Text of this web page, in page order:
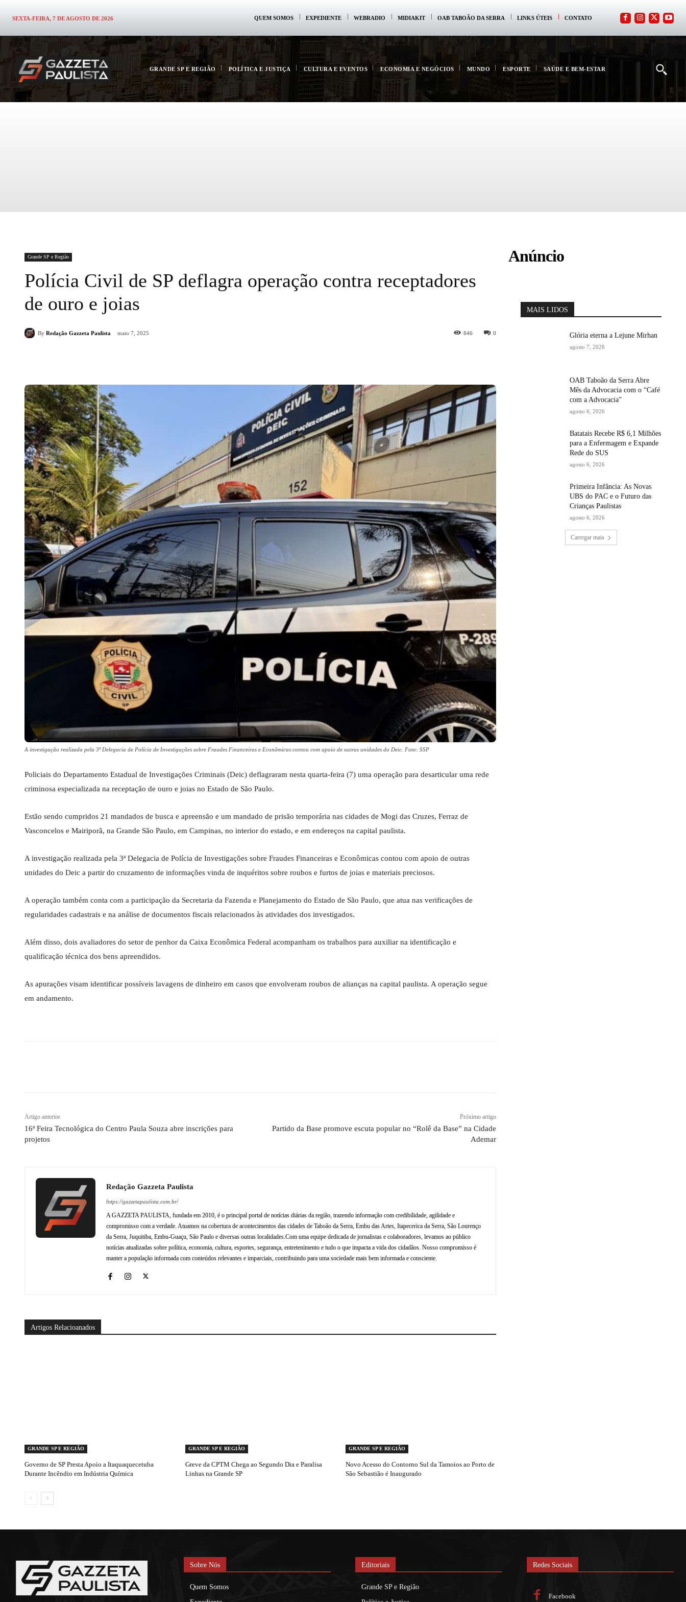
SEXTA-FEIRA, 7 DE AGOSTO DE 2026 QUEM SOMOS EXPEDIENTE WEBRADIO MIDIAKIT OAB TABOÃO DA SERRA LINKS ÚTEIS CONTATO
GRANDE SP E REGIÃO POLÍTICA E JUSTIÇA CULTURA E EVENTOS ECONOMIA E NEGÓCIOS MUNDO ESPORTE SAÚDE E BEM-ESTAR
Grande SP e Região
Polícia Civil de SP deflagra operação contra receptadores
de ouro e joias
By Redação Gazzeta Paulista maio 7, 2025 0
846
A investigação realizada pela 3ª Delegacia de Polícia de Investigações sobre Fraudes Financeiras e Econômicas contou com apoio de outras unidades do Deic. Foto: SSP
Policiais do Departamento Estadual de Investigações Criminais (Deic) deflagraram nesta quarta-feira (7) uma operação para desarticular uma rede
criminosa especializada na receptação de ouro e joias no Estado de São Paulo.
Estão sendo cumpridos 21 mandados de busca e apreensão e um mandado de prisão temporária nas cidades de Mogi das Cruzes, Ferraz de
Vasconcelos e Mairiporã, na Grande São Paulo, em Campinas, no interior do estado, e em endereços na capital paulista.
A investigação realizada pela 3ª Delegacia de Polícia de Investigações sobre Fraudes Financeiras e Econômicas contou com apoio de outras
unidades do Deic a partir do cruzamento de informações vinda de inquéritos sobre roubos e furtos de joias e materiais preciosos.
A operação também conta com a participação da Secretaria da Fazenda e Planejamento do Estado de São Paulo, que atua nas verificações de
regularidades cadastrais e na análise de documentos fiscais relacionados às atividades dos investigados.
Além disso, dois avaliadores do setor de penhor da Caixa Econômica Federal acompanham os trabalhos para auxiliar na identificação e
qualificação técnica dos bens apreendidos.
As apurações visam identificar possíveis lavagens de dinheiro em casos que envolveram roubos de alianças na capital paulista. A operação segue
em andamento.
Artigo anterior
16ª Feira Tecnológica do Centro Paula Souza abre inscrições para
projetos
Próximo artigo
Partido da Base promove escuta popular no “Rolê da Base” na Cidade
Ademar
Redação Gazzeta Paulista
https://gazzetapaulista.com.br/
A GAZZETA PAULISTA, fundada em 2010, é o principal portal de notícias diárias da região, trazendo informação com credibilidade, agilidade e
compromisso com a verdade. Atuamos na cobertura de acontecimentos das cidades de Taboão da Serra, Embu das Artes, Itapecerica da Serra, São Lourenço
da Serra, Juquitiba, Embu-Guaçu, São Paulo e diversas outras localidades.Com uma equipe dedicada de jornalistas e colaboradores, levamos ao público
notícias atualizadas sobre política, economia, cultura, esportes, segurança, entretenimento e tudo o que impacta a vida dos cidadãos. Nosso compromisso é
manter a população informada com conteúdos relevantes e imparciais, contribuindo para uma sociedade mais bem informada e consciente.
Artigos Relacioanados
GRANDE SP E REGIÃO
Governo de SP Presta Apoio a Itaquaquecetuba
Durante Incêndio em Indústria Química
GRANDE SP E REGIÃO
Greve da CPTM Chega ao Segundo Dia e Paralisa
Linhas na Grande SP
GRANDE SP E REGIÃO
Novo Acesso do Contorno Sul da Tamoios ao Porto de
São Sebastião é Inaugurado
Anúncio
MAIS LIDOS
Glória eterna a Lejune Mirhan
agosto 7, 2026
OAB Taboão da Serra Abre
Mês da Advocacia com o “Café
com a Advocacia”
agosto 6, 2026
Batatais Recebe R$ 6,1 Milhões
para a Enfermagem e Expande
Rede do SUS
agosto 6, 2026
Primeira Infância: As Novas
UBS do PAC e o Futuro das
Crianças Paulistas
agosto 6, 2026
Carregar mais
Sobre Nós
Quem Somos
Editoriais
Grande SP e Região
Redes Sociais
Facebook